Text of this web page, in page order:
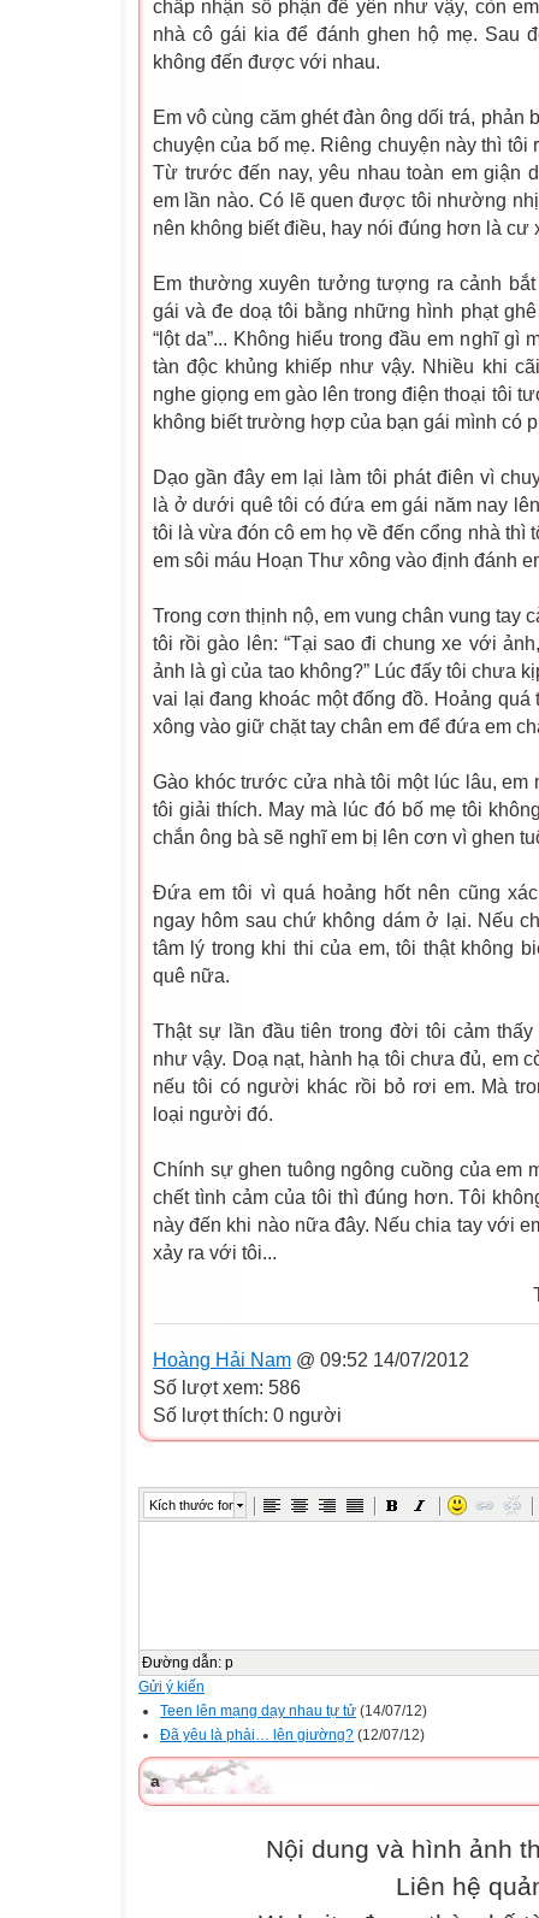
chấp nhận số phận để yên như vậy, còn
nhà cô gái kia để đánh ghen hộ mẹ. Sau
không đến được với nhau.
Em vô cùng căm ghét đàn ông dối trá,
chuyện của bố mẹ. Riêng chuyện này thì tôi
Từ trước đến nay, yêu nhau toàn em giận
em lần nào. Có lẽ quen được tôi nhường
nên không biết điều, hay nói đúng hơn là cư
Em thường xuyên tưởng tượng ra cảnh
gái và đe doạ tôi bằng những hình phạt ghê
“lột da”... Không hiểu trong đầu em nghĩ gì
tàn độc khủng khiếp như vậy. Nhiều khi
nghe giọng em gào lên trong điện thoại tôi
không biết trường hợp của bạn gái mình có
Dạo gần đây em lại làm tôi phát điên vì
là ở dưới quê tôi có đứa em gái năm nay
tôi là vừa đón cô em họ về đến cổng nhà thì
em sôi máu Hoạn Thư xông vào định đánh
Trong cơn thịnh nộ, em vung chân vung tay
tôi rồi gào lên: “Tại sao đi chung xe với
ảnh là gì của tao không?” Lúc đấy tôi chưa
vai lại đang khoác một đống đồ. Hoảng
xông vào giữ chặt tay chân em để đứa em
Gào khóc trước cửa nhà tôi một lúc lâu, em
tôi giải thích. May mà lúc đó bố mẹ tôi
chắn ông bà sẽ nghĩ em bị lên cơn vì ghen
Đứa em tôi vì quá hoảng hốt nên cũng
ngay hôm sau chứ không dám ở lại. Nếu
tâm lý trong khi thi của em, tôi thật không
quê nữa.
Thật sự lần đầu tiên trong đời tôi cảm
như vậy. Doạ nạt, hành hạ tôi chưa đủ, em
nếu tôi có người khác rồi bỏ rơi em. Mà
loại người đó.
Chính sự ghen tuông ngông cuồng của em
chết tình cảm của tôi thì đúng hơn. Tôi
này đến khi nào nữa đây. Nếu chia tay với
xảy ra với tôi...
Theo
Hoàng Hải Nam @ 09:52 14/07/2012
Số lượt xem: 586
Số lượt thích: 0 người
Kích thước font
Đường dẫn: p
Gửi ý kiến
Teen lên mạng dạy nhau tự tử (14/07/12)
Đã yêu là phải… lên giường? (12/07/12)
a
Nội dung và hình ảnh
Liên hệ